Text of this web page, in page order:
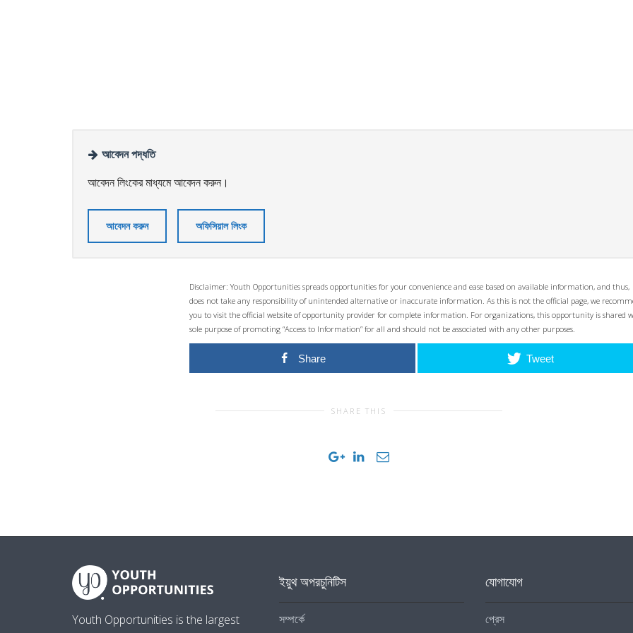
আবেদন পদ্ধতি
আবেদন লিংকের মাধ্যমে আবেদন করুন।
আবেদন করুন অফিসিয়াল লিংক
Disclaimer: Youth Opportunities spreads opportunities for your convenience and ease based on available information, and thus,
does not take any responsibility of unintended alternative or inaccurate information. As this is not the official page, we
you to visit the official website of opportunity provider for complete information. For organizations, this opportunity is shared
sole purpose of promoting “Access to Information” for all and should not be associated with any other purposes.
Share Tweet
SHARE THIS
Youth Opportunities is the largest
ইয়ুথ অপরচুনিটিস
সম্পর্কে
যোগাযোগ
প্রেস